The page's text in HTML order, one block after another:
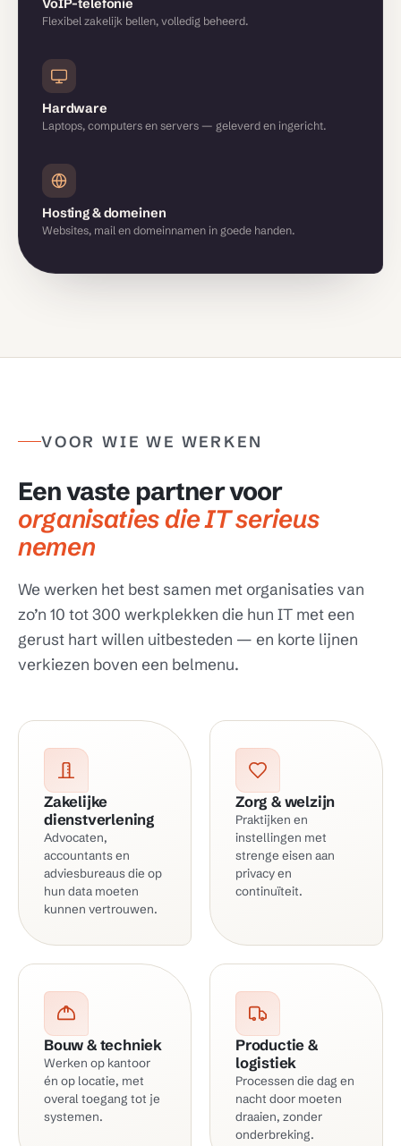
VoIP-telefonie
Flexibel zakelijk bellen, volledig beheerd.
Hardware
Laptops, computers en servers — geleverd en ingericht.
Hosting & domeinen
Websites, mail en domeinnamen in goede handen.
VOOR WIE WE WERKEN
Een vaste partner voor
organisaties die IT serieus
nemen
We werken het best samen met organisaties van
zo’n 10 tot 300 werkplekken die hun IT met een
gerust hart willen uitbesteden — en korte lijnen
verkiezen boven een belmenu.
Zakelijke
dienstverlening
Advocaten,
accountants en
adviesbureaus die op
hun data moeten
kunnen vertrouwen.
Zorg & welzijn
Praktijken en
instellingen met
strenge eisen aan
privacy en
continuïteit.
Bouw & techniek
Werken op kantoor
én op locatie, met
overal toegang tot je
systemen.
Productie &
logistiek
Processen die dag en
nacht door moeten
draaien, zonder
onderbreking.